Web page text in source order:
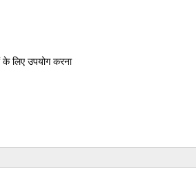
लिए उपयोग करना